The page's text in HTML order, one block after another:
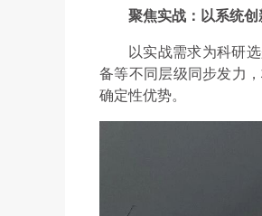
聚焦实战：以系统
以实战需求为科研
备等不同层级同步发力
确定性优势。